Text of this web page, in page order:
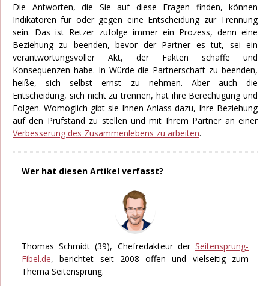
Die Antworten, die Sie auf diese Fragen finden, können
Indikatoren für oder gegen eine Entscheidung zur Trennung
sein. Das ist Retzer zufolge immer ein Prozess, denn eine
Beziehung zu beenden, bevor der Partner es tut, sei ein
verantwortungsvoller Akt, der Fakten schaffe und
Konsequenzen habe. In Würde die Partnerschaft zu beenden,
heiße, sich selbst ernst zu nehmen. Aber auch die
Entscheidung, sich nicht zu trennen, hat ihre Berechtigung und
Folgen. Womöglich gibt sie Ihnen Anlass dazu, Ihre Beziehung
auf den Prüfstand zu stellen und mit Ihrem Partner an einer
Verbesserung des Zusammenlebens zu arbeiten.
Wer hat diesen Artikel verfasst?
Thomas Schmidt (39), Chefredakteur derSeitensprung-
Fibel.de, berichtet seit 2008 offen und vielseitig zum
Thema Seitensprung.